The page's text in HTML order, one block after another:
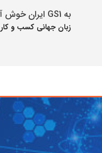
به GS1 ایران خوش آمدید
زبان جهانی كسب و كار